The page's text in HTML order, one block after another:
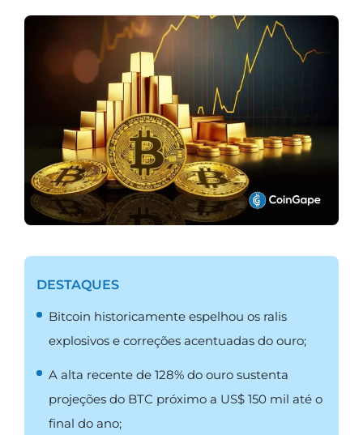
DESTAQUES
Bitcoin historicamente espelhou os ralis
explosivos e correções acentuadas do ouro;
A alta recente de 128% do ouro sustenta
projeções do BTC próximo a US$ 150 mil até o
final do ano;